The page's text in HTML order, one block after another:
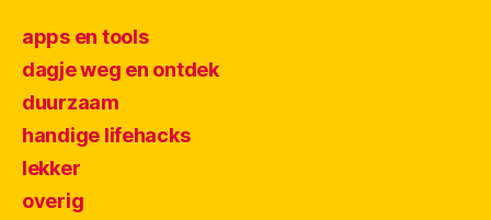
apps en tools
dagje weg en ontdek
duurzaam
handige lifehacks
lekker
overig